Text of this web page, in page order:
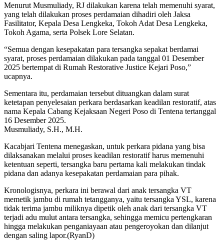
Menurut Musmuliady, RJ dilakukan karena telah memenuhi syarat,
yang telah dilakukan proses perdamaian dihadiri oleh Jaksa
Fasilitator, Kepala Desa Lengkeka, Tokoh Adat Desa Lengkeka,
Tokoh Agama, serta Polsek Lore Selatan.
“Semua dengan kesepakatan para tersangka sepakat berdamai
syarat, proses perdamaian dilakukan pada tanggal 01 Desember
2025 bertempat di Rumah Restorative Justice Kejari Poso,”
ucapnya.
Sementara itu, perdamaian tersebut dituangkan dalam surat
ketetapan penyelesaian perkara berdasarkan keadilan restoratif, atas
nama Kepala Cabang Kejaksaan Negeri Poso di Tentena tertanggal
16 Desember 2025.
Musmuliady, S.H., M.H.
Kacabjari Tentena menegaskan, untuk perkara pidana yang bisa
dilaksanakan melalui proses keadilan restoratif harus memenuhi
ketentuan seperti, tersangka baru pertama kali melakukan tindak
pidana dan adanya kesepakatan perdamaian para pihak.
Kronologisnya, perkara ini berawal dari anak tersangka VT
memetik jambu di rumah tetangganya, yaitu tersangka YSL, karena
tidak terima jambu miliknya dipetik oleh anak dari tersangka VT
terjadi adu mulut antara tersangka, sehingga memicu pertengkaran
hingga melakukan penganiayaan atau pengeroyokan dan dilanjut
dengan saling lapor.(RyanD)